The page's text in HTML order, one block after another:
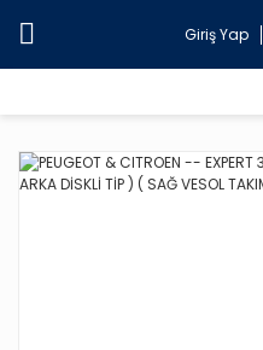
Giriş Yap